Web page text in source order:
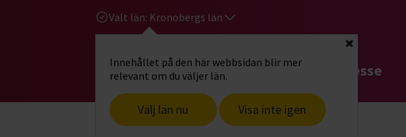
Valt län: Kronobergs län
Innehållet på den här webbsidan blir mer
relevant om du väljer län.
Välj län nu Visa inte igen
Stäng
Gå till studiefrämjandets startsidaHitta intresse